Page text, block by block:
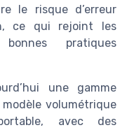
le risque d’erreur
ce qui rejoint les
pratiques
une gamme
volumétrique
avec des